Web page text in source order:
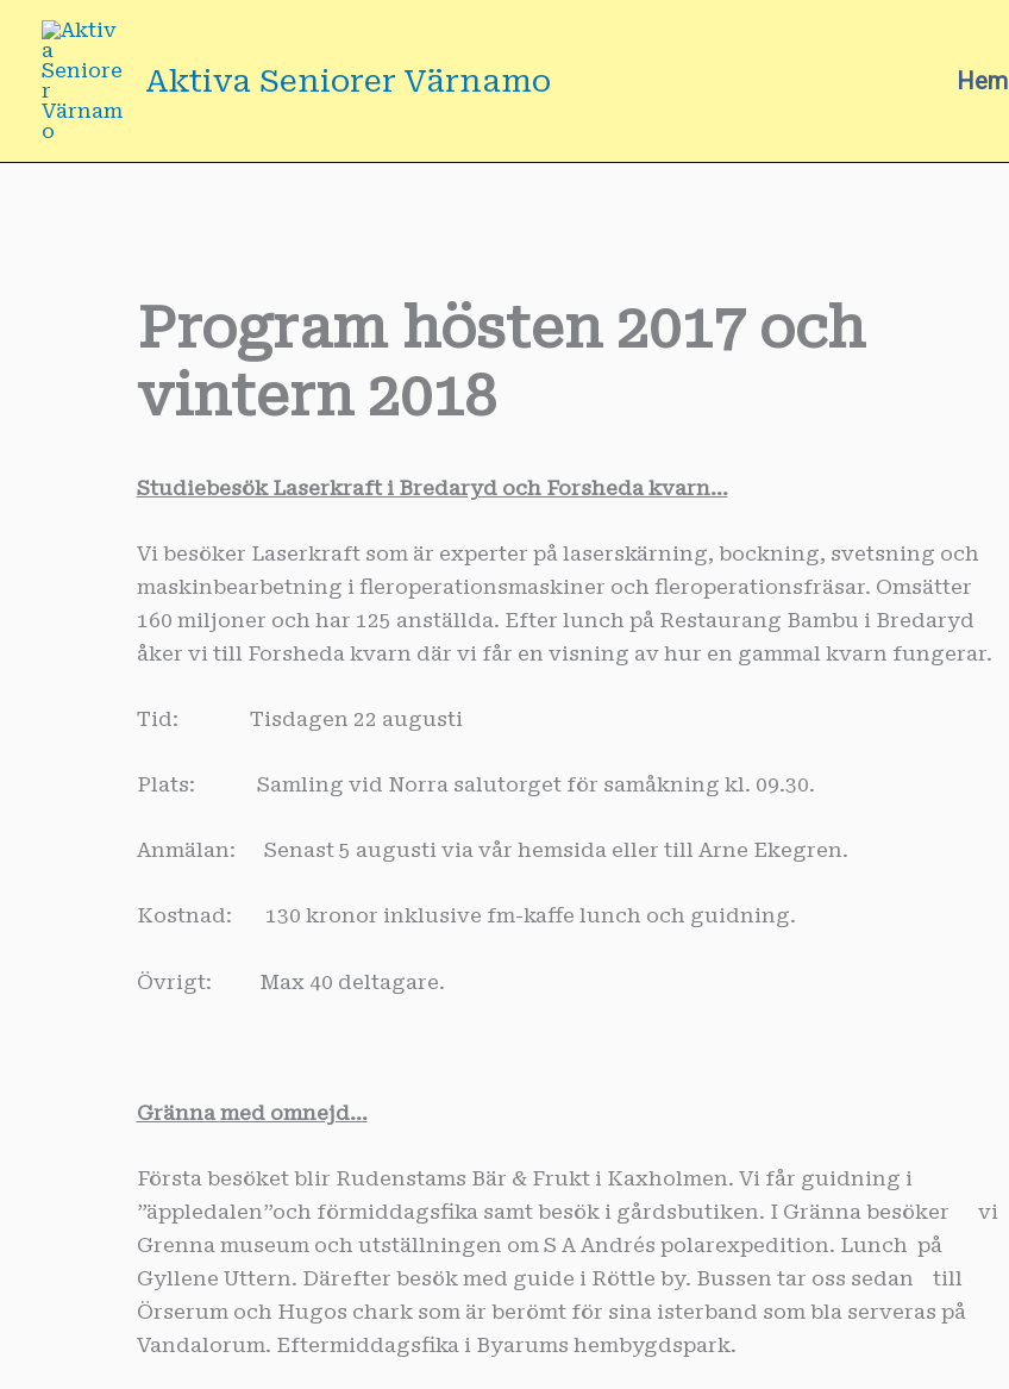
Hoppa
innehåll
Aktiva Seniorer Värnamo Hem
Program hösten 2017 och
vintern 2018
Studiebesök Laserkraft i Bredaryd och Forsheda kvarn…
Vi besöker Laserkraft som är experter på laserskärning, bockning, svetsning och
maskinbearbetning i fleroperationsmaskiner och fleroperationsfräsar. Omsätter
160 miljoner och har 125 anställda. Efter lunch på Restaurang Bambu i Bredaryd
åker vi till Forsheda kvarn där vi får en visning av hur en gammal kvarn fungerar.
Tid: Tisdagen 22 augusti
Plats: Samling vid Norra salutorget för samåkning kl. 09.30.
Anmälan: Senast 5 augusti via vår hemsida eller till Arne Ekegren.
Kostnad: 130 kronor inklusive fm-kaffe lunch och guidning.
Övrigt: Max 40 deltagare.
Gränna med omnejd…
Första besöket blir Rudenstams Bär & Frukt i Kaxholmen. Vi får guidning i
”äppledalen”och förmiddagsfika samt besök i gårdsbutiken. I Gränna besöker vi
Grenna museum och utställningen om S A Andrés polarexpedition. Lunch på
Gyllene Uttern. Därefter besök med guide i Röttle by. Bussen tar oss sedan till
Örserum och Hugos chark som är berömt för sina isterband som bla serveras på
Vandalorum. Eftermiddagsfika i Byarums hembygdspark.